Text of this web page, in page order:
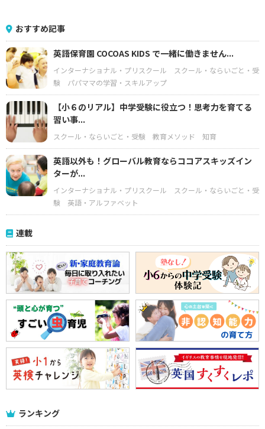
おすすめ記事
英語保育園 COCOAS KIDS で一緒に働きません...
インターナショナル・プリスクール
スクール・ならいごと・受
験
パパママの学習・スキルアップ
【小６のリアル】中学受験に役立つ！思考力を育てる
習い事...
スクール・ならいごと・受験 教育メソッド 知育
英語以外も！グローバル教育ならココアスキッズイン
ターが...
インターナショナル・プリスクール
スクール・ならいごと・受
験
英語・アルファベット
連載
ランキング